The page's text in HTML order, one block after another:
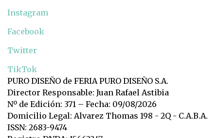
Instagram
Facebook
Twitter
TikTok
PURO DISEÑO de FERIA PURO DISEÑO S.A.
Director Responsable: Juan Rafael Astibia
Nº de Edición: 371 – Fecha: 09/08/2026
Domicilio Legal: Alvarez Thomas 198 - 2Q - C.A.B.A.
ISSN: 2683-9474